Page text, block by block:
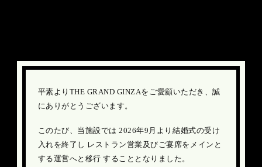
結婚式受け入れ終了のお
平素よりTHE GRAND GINZAをご愛顧いただき、誠
にありがとうございます。
このたび、当施設では 2026年9月より結婚式の受け
入れを終了し レストラン営業及びご宴席をメインと
する運営へと移行 することとなりました。